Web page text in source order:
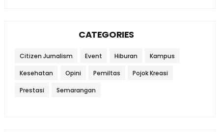
CATEGORIES
Citizen Jurnalism Event Hiburan Kampus
Kesehatan Opini Pemiltas Pojok Kreasi
Prestasi Semarangan